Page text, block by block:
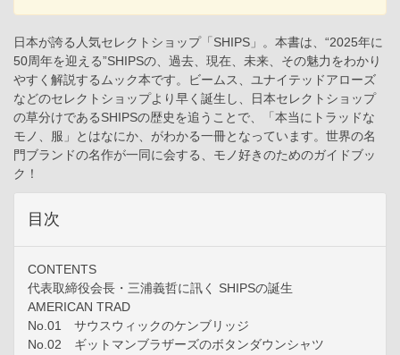
日本が誇る人気セレクトショップ「SHIPS」。本書は、“2025年に
50周年を迎える”SHIPSの、過去、現在、未来、その魅力をわかり
やすく解説するムック本です。ビームス、ユナイテッドアローズ
などのセレクトショップより早く誕生し、日本セレクトショップ
の草分けであるSHIPSの歴史を追うことで、「本当にトラッドな
モノ、服」とはなにか、がわかる一冊となっています。世界の名
門ブランドの名作が一同に会する、モノ好きのためのガイドブッ
ク！
目次
CONTENTS
代表取締役会長・三浦義哲に訊く SHIPSの誕生
AMERICAN TRAD
No.01 サウスウィックのケンブリッジ
No.02 ギットマンブラザーズのボタンダウンシャツ